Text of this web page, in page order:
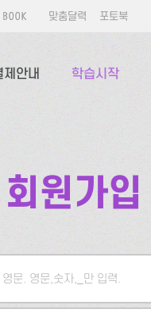
맞춤달력 포토북
제안내 학습시작
회원가입
영문. 영문,숫자,_만 입력.